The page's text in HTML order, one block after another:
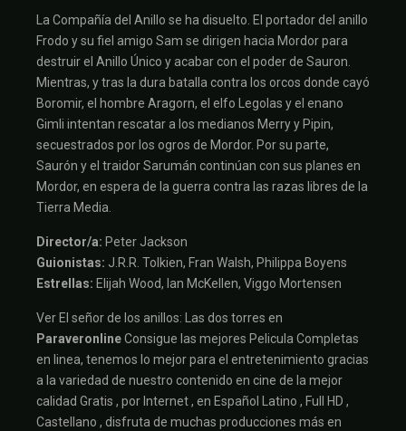
La Compañía del Anillo se ha disuelto. El portador del anillo
Frodo y su fiel amigo Sam se dirigen hacia Mordor para
destruir el Anillo Único y acabar con el poder de Sauron.
Mientras, y tras la dura batalla contra los orcos donde cayó
Boromir, el hombre Aragorn, el elfo Legolas y el enano
Gimli intentan rescatar a los medianos Merry y Pipin,
secuestrados por los ogros de Mordor. Por su parte,
Saurón y el traidor Sarumán continúan con sus planes en
Mordor, en espera de la guerra contra las razas libres de la
Tierra Media.
Director/a: Peter Jackson
Guionistas: J.R.R. Tolkien, Fran Walsh, Philippa Boyens
Estrellas: Elijah Wood, Ian McKellen, Viggo Mortensen
Ver El señor de los anillos: Las dos torres en
ParaveronlineConsigue las mejores Pelicula Completas
en linea, tenemos lo mejor para el entretenimiento gracias
a la variedad de nuestro contenido en cine de la mejor
calidad Gratis , por Internet , en Español Latino , Full HD ,
Castellano , disfruta de muchas producciones más en